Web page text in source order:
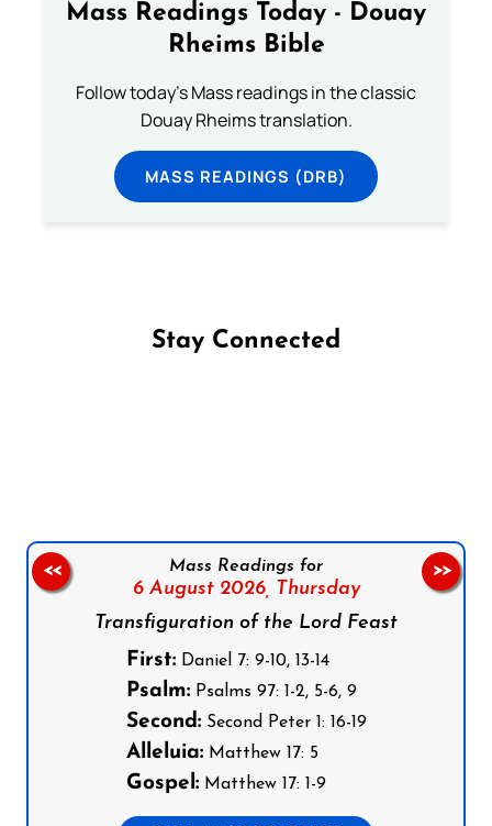
Mass Readings Today - Douay
Rheims Bible
Follow today's Mass readings in the classic
Douay Rheims translation.
MASS READINGS (DRB)
Stay Connected
Mass Readings for
6 August 2026, Thursday
Transfiguration of the Lord Feast
First:Daniel 7: 9-10, 13-14
Psalm:Psalms 97: 1-2, 5-6, 9
Second:Second Peter 1: 16-19
Alleluia:Matthew 17: 5
Gospel:Matthew 17: 1-9
<< >>